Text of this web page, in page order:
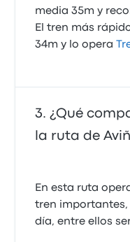
media 35m y
El tren más
34m y lo opera
¿Qué
la ruta de
En esta ruta
tren importantes,
día, entre ellos